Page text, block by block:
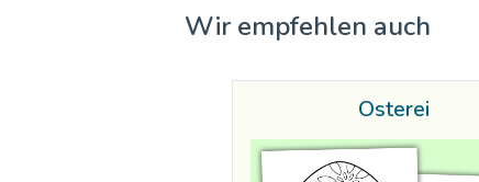
Wir empfehlen auch
Osterei